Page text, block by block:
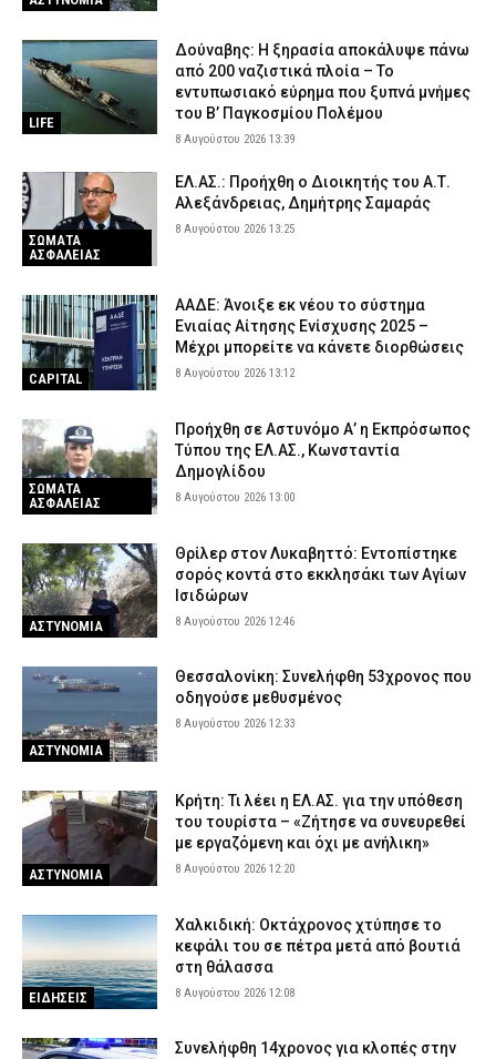
LIFE
Δούναβης: Η ξηρασία αποκάλυψε πάνω
από 200 ναζιστικά πλοία – Το
εντυπωσιακό εύρημα που ξυπνά μνήμες
του Β’ Παγκοσμίου Πολέμου
8 Αυγούστου 2026 13:39
ΣΩΜΑΤΑ
ΑΣΦΑΛΕΙΑΣ
ΕΛ.ΑΣ.: Προήχθη ο Διοικητής του Α.Τ.
Αλεξάνδρειας, Δημήτρης Σαμαράς
8 Αυγούστου 2026 13:25
CAPITAL
ΑΑΔΕ: Άνοιξε εκ νέου το σύστημα
Ενιαίας Αίτησης Ενίσχυσης 2025 –
Μέχρι μπορείτε να κάνετε διορθώσεις
8 Αυγούστου 2026 13:12
ΣΩΜΑΤΑ
ΑΣΦΑΛΕΙΑΣ
Προήχθη σε Αστυνόμο Α’ η Εκπρόσωπος
Τύπου της ΕΛ.ΑΣ., Κωνσταντία
Δημογλίδου
8 Αυγούστου 2026 13:00
ΑΣΤΥΝΟΜΙΑ
Θρίλερ στον Λυκαβηττό: Εντοπίστηκε
σορός κοντά στο εκκλησάκι των Αγίων
Ισιδώρων
8 Αυγούστου 2026 12:46
ΑΣΤΥΝΟΜΙΑ
Θεσσαλονίκη: Συνελήφθη 53χρονος που
οδηγούσε μεθυσμένος
8 Αυγούστου 2026 12:33
ΑΣΤΥΝΟΜΙΑ
Κρήτη: Τι λέει η ΕΛ.ΑΣ. για την υπόθεση
του τουρίστα – «Ζήτησε να συνευρεθεί
με εργαζόμενη και όχι με ανήλικη»
8 Αυγούστου 2026 12:20
ΕΙΔΗΣΕΙΣ
Χαλκιδική: Οκτάχρονος χτύπησε το
κεφάλι του σε πέτρα μετά από βουτιά
στη θάλασσα
8 Αυγούστου 2026 12:08
Συνελήφθη 14χρονος για κλοπές στην